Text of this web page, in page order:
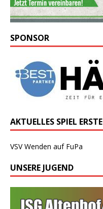
SPONSOR
AKTUELLES SPIEL ERSTE
VSV Wenden auf FuPa
UNSERE JUGEND